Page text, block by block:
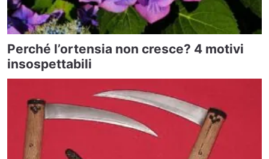
Perché l’ortensia non cresce? 4 motivi
insospettabili